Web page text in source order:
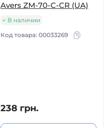
Avers ZM-70-C-CR (UA)
В наличии
Код товара: 00033269
238 грн.